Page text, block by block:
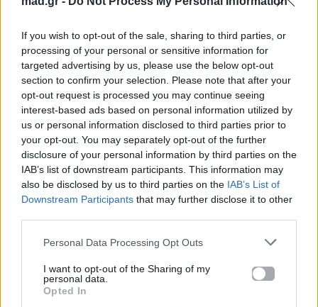
If you wish to opt-out of the sale, sharing to third parties, or
processing of your personal or sensitive information for
targeted advertising by us, please use the below opt-out
section to confirm your selection. Please note that after your
opt-out request is processed you may continue seeing
interest-based ads based on personal information utilized by
us or personal information disclosed to third parties prior to
your opt-out. You may separately opt-out of the further
disclosure of your personal information by third parties on the
IAB’s list of downstream participants. This information may
also be disclosed by us to third parties on the IAB’s List of
Downstream Participants that may further disclose it to other
Personal Data Processing Opt Outs
I want to opt-out of the Sharing of my
personal data.
Opted In